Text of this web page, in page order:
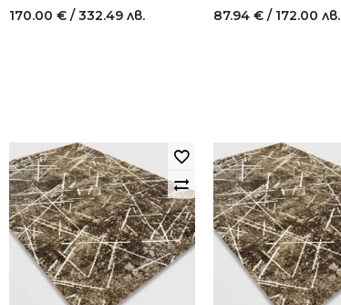
170.00 € / 332.49 лв. 87.94 € / 172.00 лв.